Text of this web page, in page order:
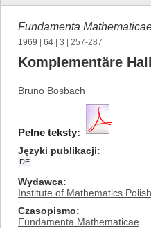
Fundamenta
1969 64 3 | 257-287
Komplementäre
Bruno Bosbach
Pełne teksty:
Języki publikacji
DE
Wydawca
Institute of Mathematics
Czasopismo
Fundamenta Mathematicae